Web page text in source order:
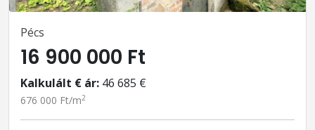
Pécs
16 900 000 Ft
Kalkulált € ár: 46 685 €
676 000 Ft/m2